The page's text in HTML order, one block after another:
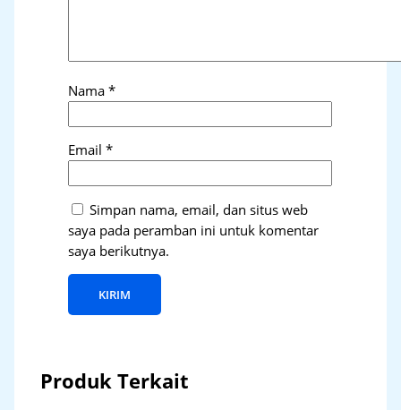
Nama*
Email*
Simpan nama, email, dan situs web
saya pada peramban ini untuk komentar
saya berikutnya.
Produk Terkait